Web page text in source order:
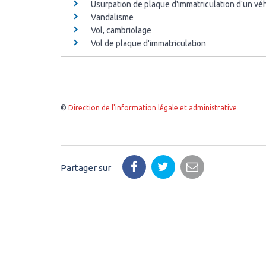
Usurpation de plaque d'immatriculation d'un
Vandalisme
Vol, cambriolage
Vol de plaque d'immatriculation
© Direction de l'information légale et administrative
Partager sur